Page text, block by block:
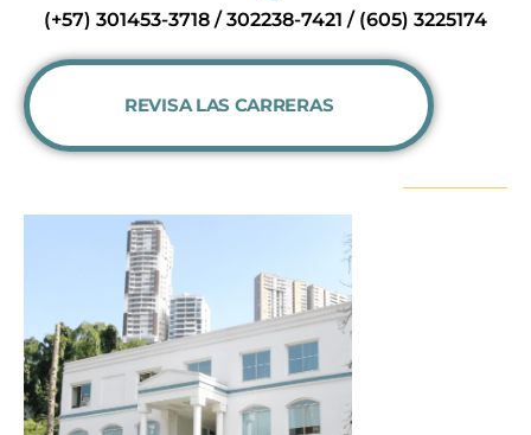
(+57) 301453-3718 / 302238-7421 / (605) 3225174
REVISA LAS CARRERAS